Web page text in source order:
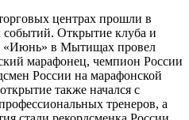
центрах прошли в
событий. Открытие клуба и
«Июнь» в Мытищах провел
марафонец, чемпион России
России на марафонской
также начался с
тренеров, а